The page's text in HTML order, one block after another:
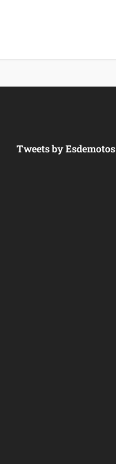
Tweets by Esdemotos